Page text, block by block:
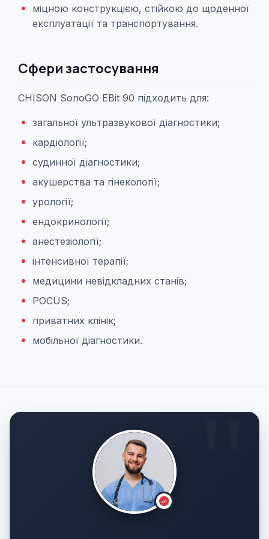
міцною конструкцією, стійкою до щоденної
експлуатації та транспортування.
Сфери застосування
CHISON SonoGO EBit 90 підходить для:
загальної ультразвукової діагностики;
кардіології;
судинної діагностики;
акушерства та гінекології;
урології;
ендокринології;
анестезіології;
інтенсивної терапії;
медицини невідкладних станів;
POCUS;
приватних клінік;
мобільної діагностики.